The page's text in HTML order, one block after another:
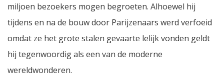
miljoen bezoekers mogen begroeten. Alhoewel hij
tijdens en na de bouw door Parijzenaars werd verfoeid
omdat ze het grote stalen gevaarte lelijk vonden geldt
hij tegenwoordig als een van de moderne
wereldwonderen.